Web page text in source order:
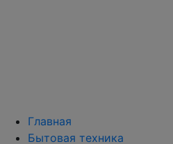
Главная
Бытовая техника